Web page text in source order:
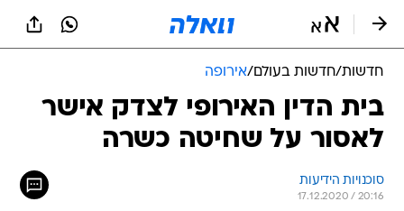
חדשות/חדשות בעולם/אירופה
בית הדין האירופי לצדק אישר
לאסור על שחיטה כשרה
סוכנויות הידיעות
17.12.2020 / 20:16